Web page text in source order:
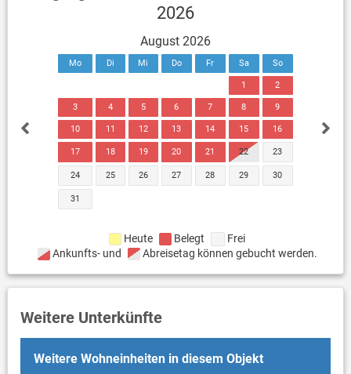
2026
August 2026
Mo Di Mi Do Fr Sa So
1 2
3 4 5 6 7 8 9
10 11 12 13 14 15 16
17 18 19 20 21 22 23
24 25 26 27 28 29 30
31
Heute Belegt
Frei
Ankunfts- und
Abreisetag können gebucht werden.
Weitere Unterkünfte
Weitere Wohneinheiten in diesem Objekt